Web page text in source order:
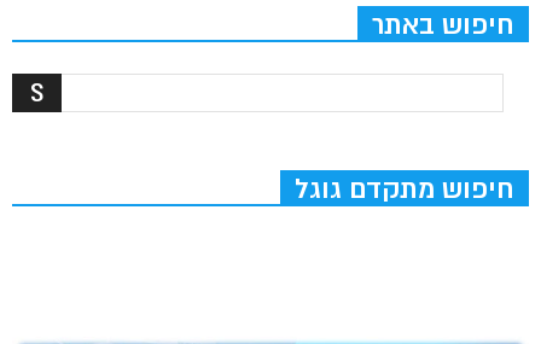
חיפוש באתר
חיפוש מתקדם גוגל